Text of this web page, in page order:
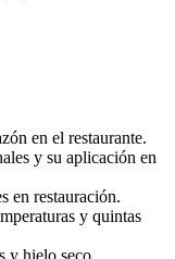
en el restaurante.
y su aplicación en
en restauración.
y quintas